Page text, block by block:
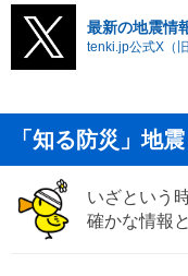
最新の地震情
tenki.jp公式X（
「知る防災」地震
いざという
確かな情報